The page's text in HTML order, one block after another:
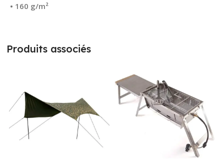
• 160 g/m²
Produits associés